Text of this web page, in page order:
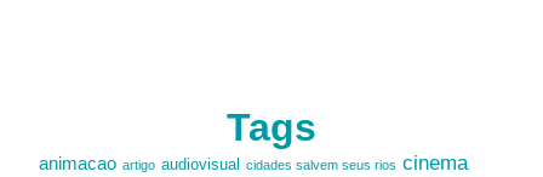
Tags
animacao artigo audiovisual cidades salvem seus rios cinema